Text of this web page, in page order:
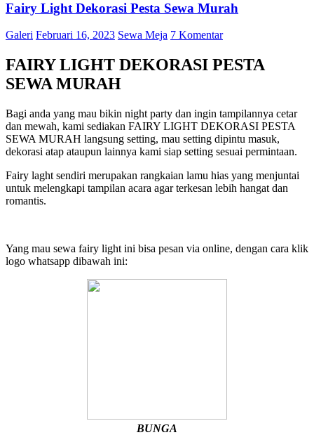
Fairy Light Dekorasi Pesta Sewa Murah
Galeri Februari 16, 2023 Sewa Meja 7 Komentar
FAIRY LIGHT DEKORASI PESTA
SEWA MURAH
Bagi anda yang mau bikin night party dan ingin tampilannya cetar
dan mewah, kami sediakan FAIRY LIGHT DEKORASI PESTA
SEWA MURAH langsung setting, mau setting dipintu masuk,
dekorasi atap ataupun lainnya kami siap setting sesuai permintaan.
Fairy laght sendiri merupakan rangkaian lamu hias yang menjuntai
untuk melengkapi tampilan acara agar terkesan lebih hangat dan
romantis.
Yang mau sewa fairy light ini bisa pesan via online, dengan cara klik
logo whatsapp dibawah ini:
BUNGA